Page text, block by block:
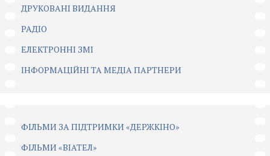
ДРУКОВАНІ ВИДАННЯ
РАДІО
ЕЛЕКТРОННІ ЗМІ
ІНФОРМАЦІЙНІ ТА МЕДІА ПАРТНЕРИ
ФІЛЬМИ ЗА ПІДТРИМКИ «ДЕРЖКІНО»
ФІЛЬМИ «ВІАТЕЛ»